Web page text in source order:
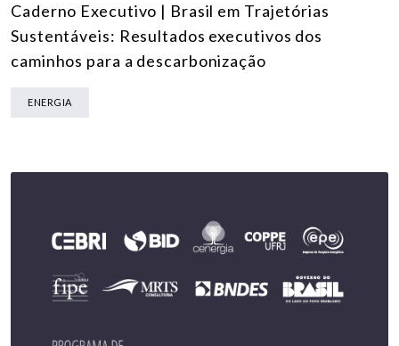
Caderno Executivo | Brasil em Trajetórias
Sustentáveis: Resultados executivos dos
caminhos para a descarbonização
ENERGIA